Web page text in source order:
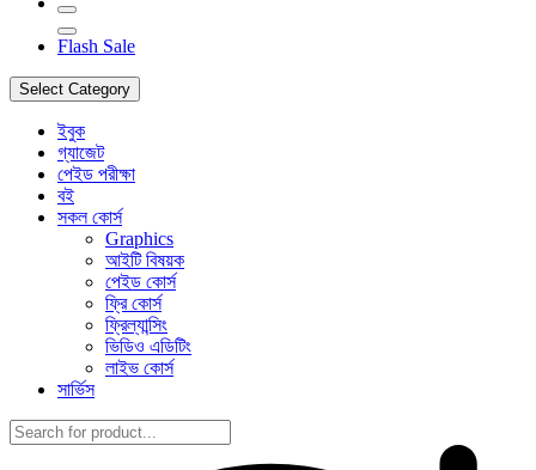
Flash Sale
Select Category
ইবুক
গ্যাজেট
পেইড পরীক্ষা
বই
সকল কোর্স
Graphics
আইটি বিষয়ক
পেইড কোর্স
ফ্রি কোর্স
ফ্রিল্যান্সিং
ভিডিও এডিটিং
লাইভ কোর্স
সার্ভিস